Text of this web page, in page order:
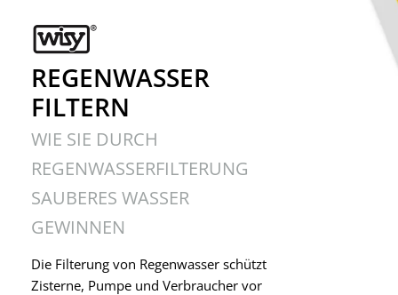
REGENWASSER
FILTERN
WIE SIE DURCH
REGENWASSER­FILTERUNG
SAUBERES WASSER
GEWINNEN
Die Filterung von Regenwasser schützt
Zisterne, Pumpe und Verbraucher vor